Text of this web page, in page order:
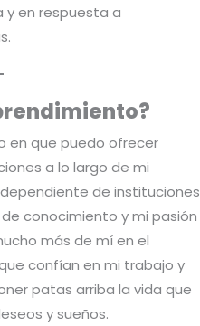
en respuesta a
en que puedo ofrecer
a lo largo de mi
de instituciones
conocimiento y mi pasión
más de mí en el
confían en mi trabajo y
patas arriba la vida que
y sueños.